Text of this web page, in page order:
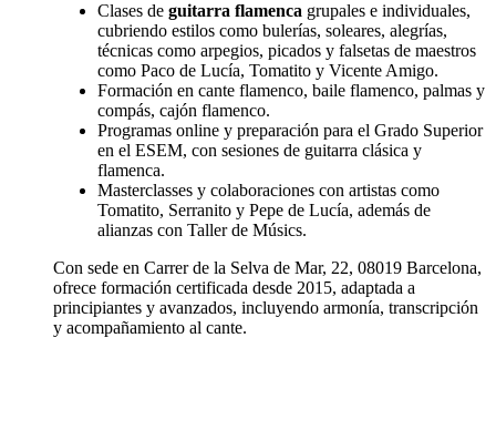
Clases de guitarra flamenca grupales e individuales,
cubriendo estilos como bulerías, soleares, alegrías,
técnicas como arpegios, picados y falsetas de maestros
como Paco de Lucía, Tomatito y Vicente Amigo.
Formación en cante flamenco, baile flamenco, palmas y
compás, cajón flamenco.
Programas online y preparación para el Grado Superior
en el ESEM, con sesiones de guitarra clásica y
flamenca.
Masterclasses y colaboraciones con artistas como
Tomatito, Serranito y Pepe de Lucía, además de
alianzas con Taller de Músics.
Con sede en Carrer de la Selva de Mar, 22, 08019 Barcelona,
ofrece formación certificada desde 2015, adaptada a
principiantes y avanzados, incluyendo armonía, transcripción
y acompañamiento al cante.